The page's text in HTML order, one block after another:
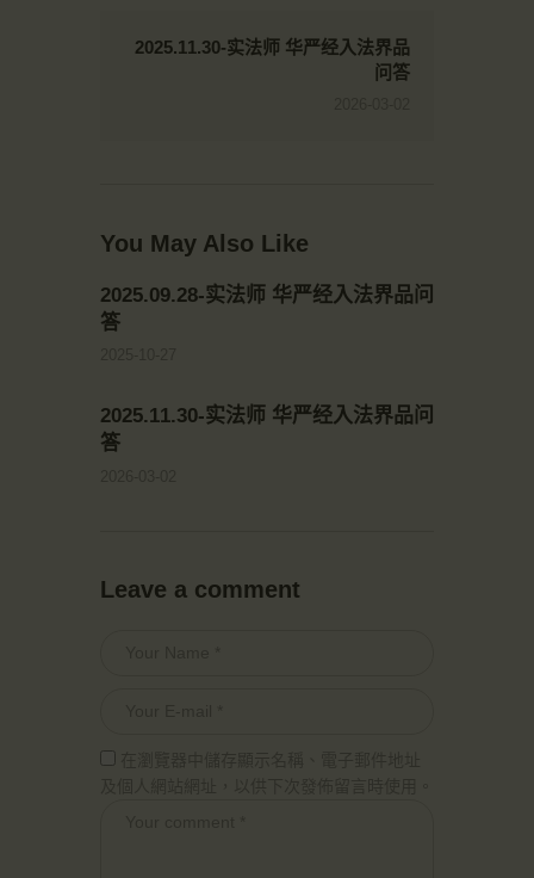
2025.11.30-实法师 华严经入法界品
问答
You May Also Like
2025.09.28-实法师 华严经入法界品问
答
2025.11.30-实法师 华严经入法界品问
答
Leave a comment